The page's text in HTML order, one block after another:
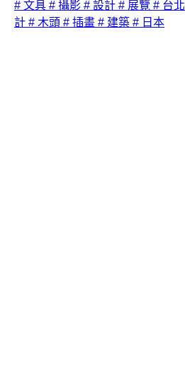
# 文具 # 攝影 # 設計 # 展覽 # 台北
計 # 木頭 # 插畫 # 建築 # 日本